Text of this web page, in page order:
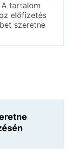
A tartalom
előfizetés
szeretne